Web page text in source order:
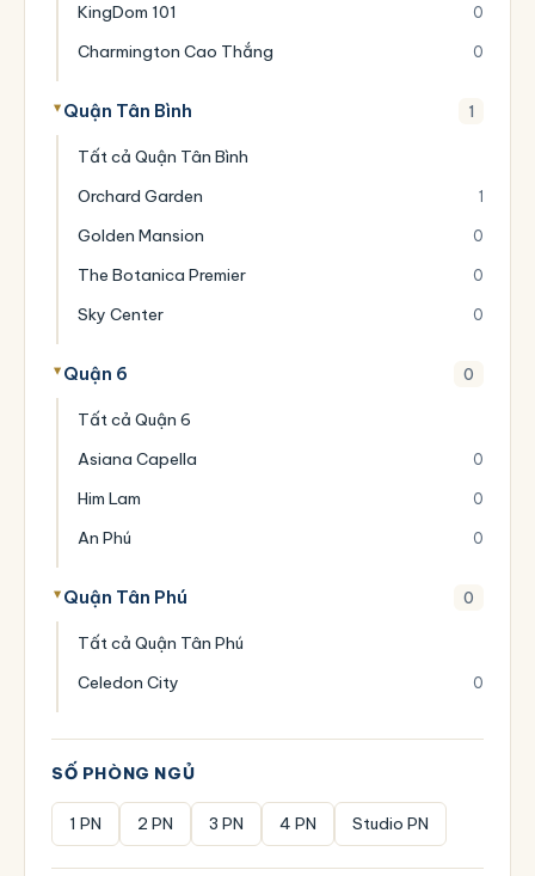
KingDom 101 0
Charmington Cao Thắng 0
Quận Tân Bình 1
Tất cả Quận Tân Bình
Orchard Garden
1
Golden Mansion 0
The Botanica Premier 0
Sky Center 0
Quận 6 0
Tất cả Quận 6
Asiana Capella
0
Him Lam 0
An Phú 0
Quận Tân Phú 0
Tất cả Quận Tân Phú
Celedon City
0
SỐ PHÒNG NGỦ
1 PN 2 PN 3 PN 4 PN Studio PN